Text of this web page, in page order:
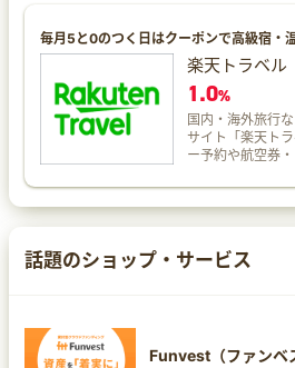
クラブを経由した
ポイントクラブを
続きを完了させてくださ
ニフティポイン
以内に買い物か
日以内に購入す
回、購入（決済
象外となる例】 ニフティポイントクラブ
を経由してから3
ラブを経由してす
たが、4カ月後に
対象となる金額
毎月5と0のつく日はクーポンで高級宿・
楽天トラベル
1.0%
国内・海外旅行
サイト「楽天トラベル」。
ー予約や航空券
数は800万件以
イントが貯まる
話題のショップ・サービス
Funvest（ファンベ